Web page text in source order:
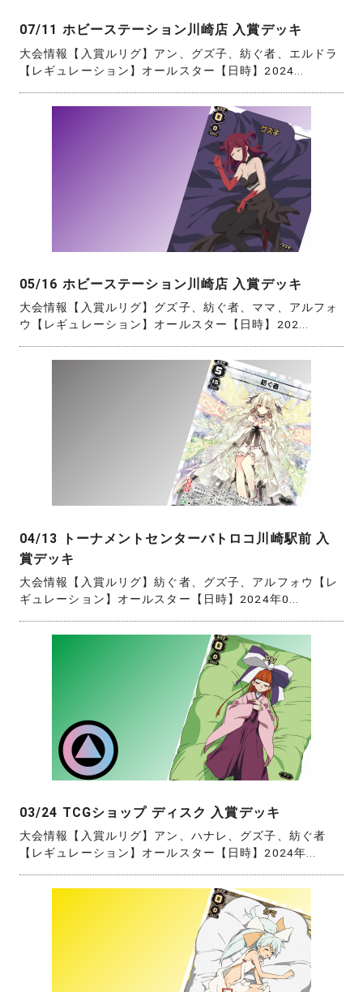
07/11 ホビーステーション川崎店 入賞デッキ
大会情報【入賞ルリグ】アン、グズ子、紡ぐ者、エルドラ
【レギュレーション】オールスター【日時】2024...
05/16 ホビーステーション川崎店 入賞デッキ
大会情報【入賞ルリグ】グズ子、紡ぐ者、ママ、アルフォ
ウ【レギュレーション】オールスター【日時】202...
04/13 トーナメントセンターバトロコ川崎駅前 入
賞デッキ
大会情報【入賞ルリグ】紡ぐ者、グズ子、アルフォウ【レ
ギュレーション】オールスター【日時】2024年0...
03/24 TCGショップ ディスク 入賞デッキ
大会情報【入賞ルリグ】アン、ハナレ、グズ子、紡ぐ者
【レギュレーション】オールスター【日時】2024年...